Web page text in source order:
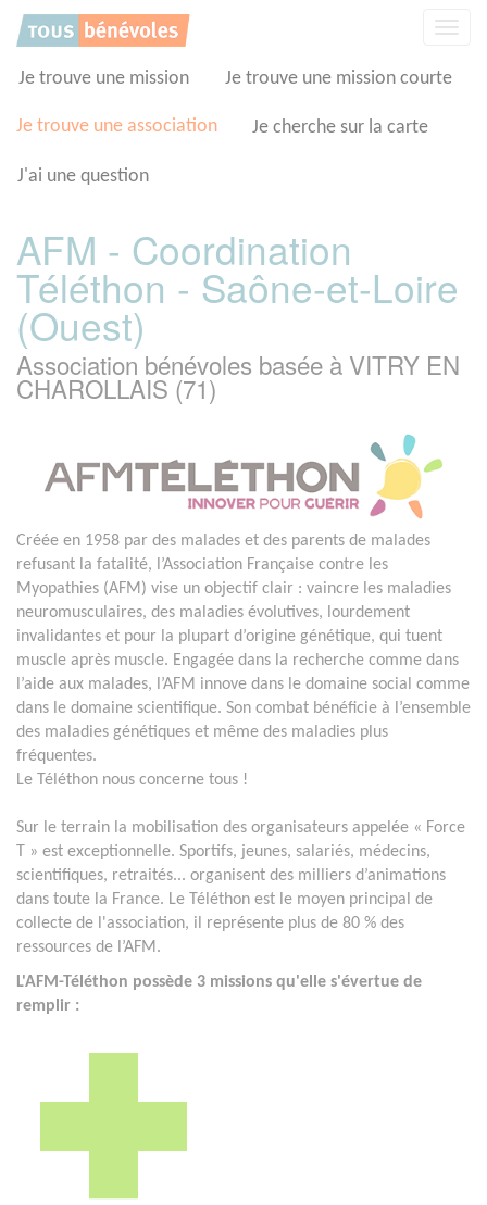
Je trouve une mission Je trouve une mission courte
Je trouve une association Je cherche sur la carte
J'ai une question
AFM - Coordination
Téléthon - Saône-et-Loire
(Ouest)
Association bénévoles basée à VITRY EN
CHAROLLAIS (71)
Créée en 1958 par des malades et des parents de malades
refusant la fatalité, l’Association Française contre les
Myopathies (AFM) vise un objectif clair : vaincre les maladies
neuromusculaires, des maladies évolutives, lourdement
invalidantes et pour la plupart d’origine génétique, qui tuent
muscle après muscle. Engagée dans la recherche comme dans
l’aide aux malades, l’AFM innove dans le domaine social comme
dans le domaine scientifique. Son combat bénéficie à l’ensemble
des maladies génétiques et même des maladies plus
fréquentes.
Le Téléthon nous concerne tous !
Sur le terrain la mobilisation des organisateurs appelée « Force
T » est exceptionnelle. Sportifs, jeunes, salariés, médecins,
scientifiques, retraités... organisent des milliers d’animations
dans toute la France. Le Téléthon est le moyen principal de
collecte de l'association, il représente plus de 80 % des
ressources de l’AFM.
L'AFM-Téléthon possède 3 missions qu'elle s'évertue de
remplir :
Panneau de gestion des cookies